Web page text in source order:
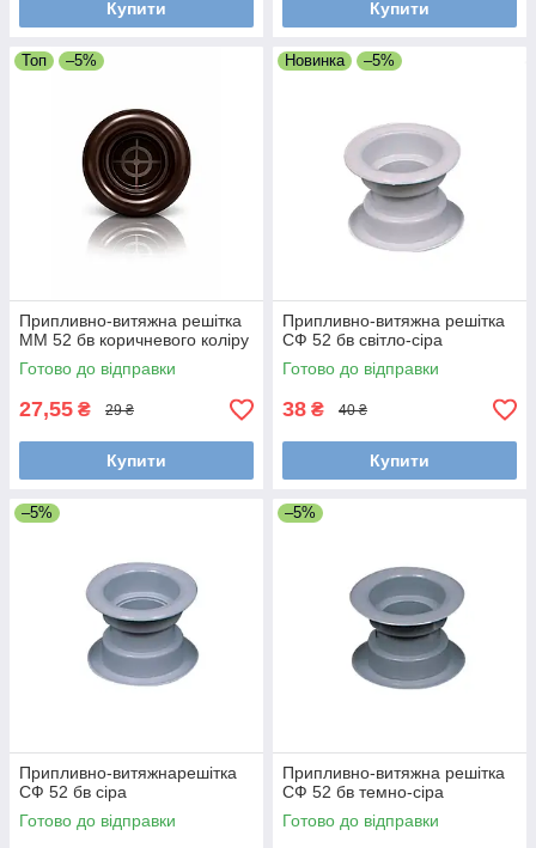
Купити Купити
Топ –5%
Припливно-витяжна решітка
ММ 52 бв коричневого коліру
Готово до відправки
27,55 ₴ 29 ₴
Купити
Новинка –5%
Припливно-витяжна решітка
СФ 52 бв світло-сіра
Готово до відправки
38 ₴ 40 ₴
Купити
–5%
Припливно-витяжнарешітка
СФ 52 бв сіра
Готово до відправки
–5%
Припливно-витяжна решітка
СФ 52 бв темно-сіра
Готово до відправки